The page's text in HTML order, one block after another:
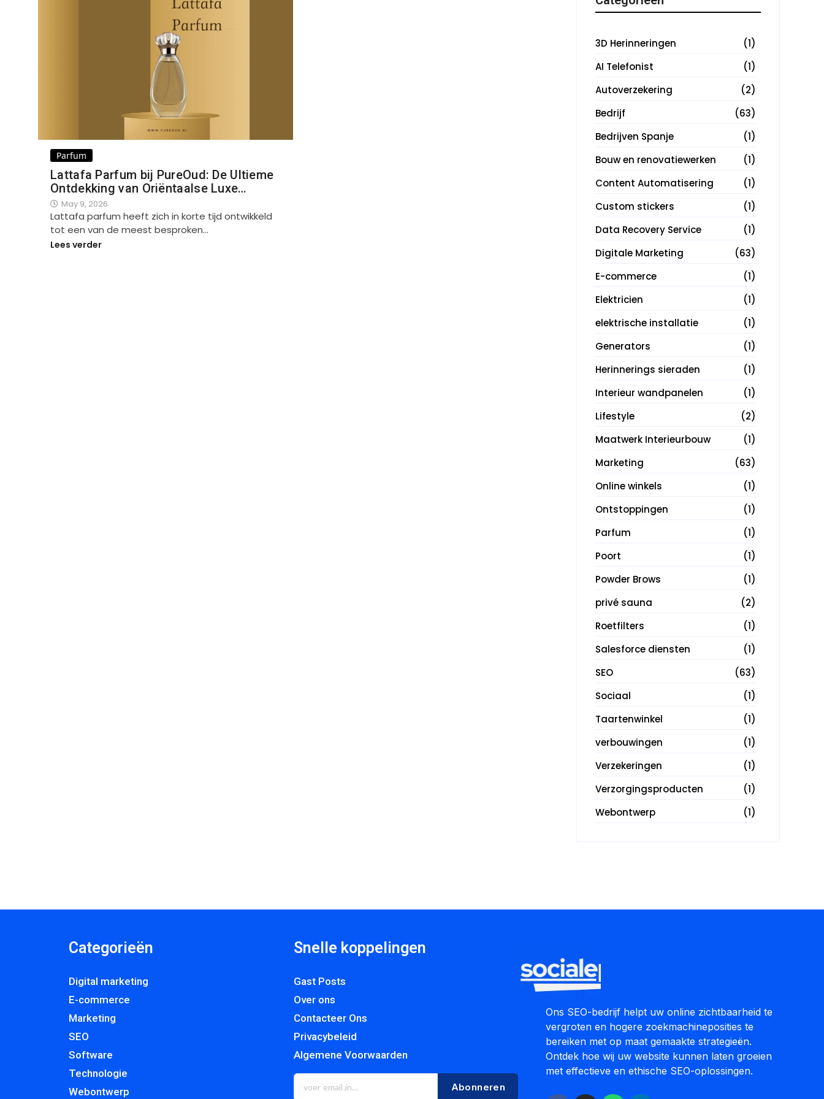
Parfum
Lattafa Parfum bij PureOud: De Ultieme
Ontdekking van Oriëntaalse Luxe…
May 9, 2026
Lattafa parfum heeft zich in korte tijd ontwikkeld
tot een van de meest besproken…
Lees verder
3D Herinneringen
(1)
AI Telefonist
(1)
Autoverzekering
(2)
Bedrijf
(63)
Bedrijven Spanje
(1)
Bouw en renovatiewerken
(1)
Content Automatisering
(1)
Custom stickers
(1)
Data Recovery Service
(1)
Digitale Marketing
(63)
E-commerce
(1)
Elektricien
(1)
elektrische installatie
(1)
Generators
(1)
Herinnerings sieraden
(1)
Interieur wandpanelen
(1)
Lifestyle
(2)
Maatwerk Interieurbouw
(1)
Marketing
(63)
Online winkels
(1)
Ontstoppingen
(1)
Parfum
(1)
Poort
(1)
Powder Brows
(1)
privé sauna
(2)
Roetfilters
(1)
Salesforce diensten
(1)
SEO
(63)
Sociaal
(1)
Taartenwinkel
(1)
verbouwingen
(1)
Verzekeringen
(1)
Verzorgingsproducten
(1)
Webontwerp
(1)
Categorieën
Digital marketing
E-commerce
Marketing
SEO
Software
Technologie
Webontwerp
Snelle koppelingen
Gast Posts
Over ons
Contacteer Ons
Privacybeleid
Algemene Voorwaarden
Abonneren
Ons SEO-bedrijf helpt uw online zichtbaarheid te
vergroten en hogere zoekmachineposities te
bereiken met op maat gemaakte strategieën.
Ontdek hoe wij uw website kunnen laten groeien
met effectieve en ethische SEO-oplossingen.